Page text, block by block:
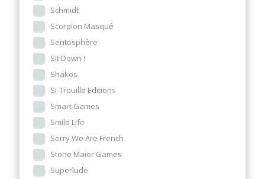
Schmidt
Scorpion Masqué
Sentosphère
Sit Down !
Shakos
Si-Trouille Editions
Smart Games
Smile Life
Sorry We Are French
Stone Maier Games
Superlude